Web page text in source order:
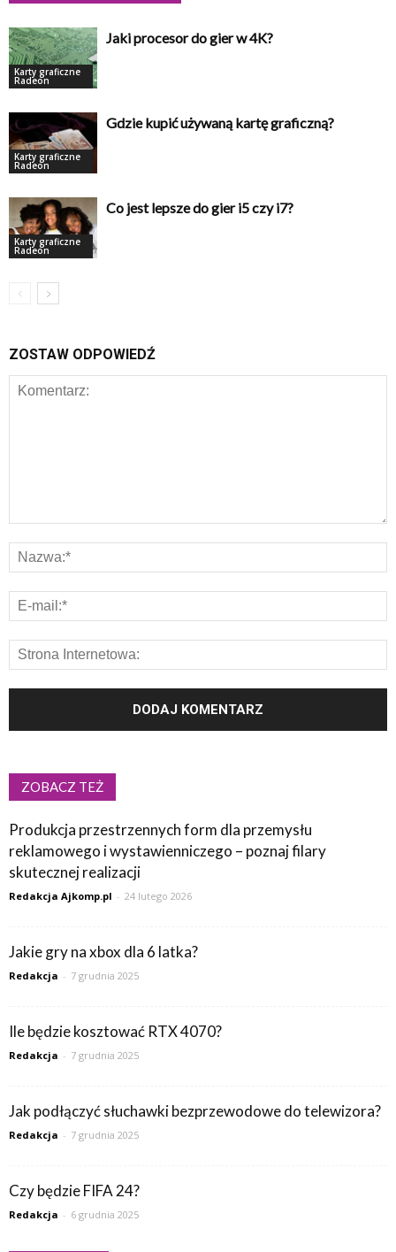
Karty graficzne
Radeon
Jaki procesor do gier w 4K?
Karty graficzne
Radeon
Gdzie kupić używaną kartę graficzną?
Karty graficzne
Radeon
Co jest lepsze do gier i5 czy i7?
ZOSTAW ODPOWIEDŹ
ZOBACZ TEŻ
Produkcja przestrzennych form dla przemysłu
reklamowego i wystawienniczego – poznaj filary
skutecznej realizacji
Redakcja Ajkomp.pl - 24 lutego 2026
Jakie gry na xbox dla 6 latka?
Redakcja - 7 grudnia 2025
Ile będzie kosztować RTX 4070?
Redakcja - 7 grudnia 2025
Jak podłączyć słuchawki bezprzewodowe do telewizora?
Redakcja - 7 grudnia 2025
Czy będzie FIFA 24?
Redakcja - 6 grudnia 2025